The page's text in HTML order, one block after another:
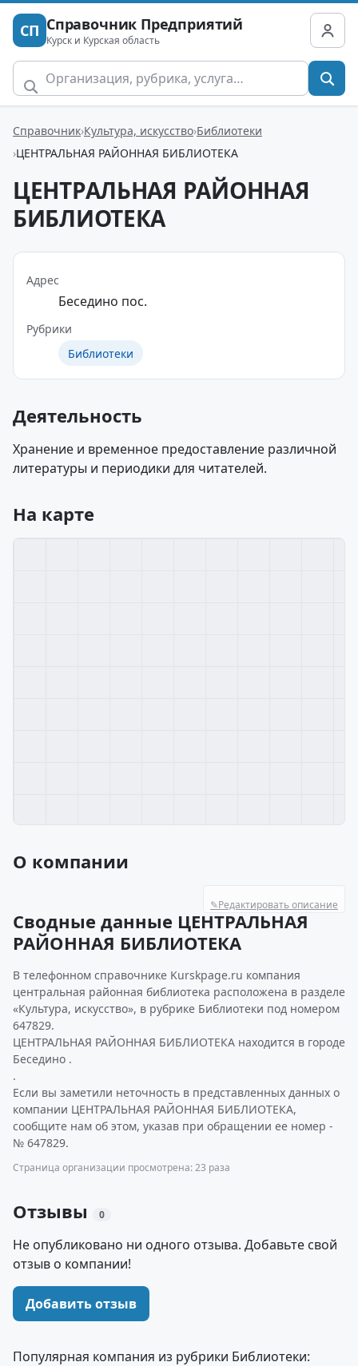
СП Справочник Предприятий
Курск и Курская область
Справочник Культура, искусство Библиотеки
ЦЕНТРАЛЬНАЯ РАЙОННАЯ БИБЛИОТЕКА
ЦЕНТРАЛЬНАЯ РАЙОННАЯ
БИБЛИОТЕКА
Адрес
Беседино пос.
Рубрики
Библиотеки
Деятельность
Хранение и временное предоставление различной
литературы и периодики для читателей.
На карте
О компании
✎Редактировать описание
Сводные данные ЦЕНТРАЛЬНАЯ
РАЙОННАЯ БИБЛИОТЕКА
В телефонном справочнике Kurskpage.ru компания
центральная районная библиотека расположена в разделе
«Культура, искусство», в рубрике Библиотеки под номером
647829.
ЦЕНТРАЛЬНАЯ РАЙОННАЯ БИБЛИОТЕКА находится в городе
Беседино .
.
Если вы заметили неточность в представленных данных о
компании ЦЕНТРАЛЬНАЯ РАЙОННАЯ БИБЛИОТЕКА,
сообщите нам об этом, указав при обращении ее номер -
№ 647829.
Страница организации просмотрена: 23 раза
Отзывы 0
Не опубликовано ни одного отзыва. Добавьте свой
отзыв о компании!
Добавить отзыв
Популярная компания из рубрики Библиотеки: